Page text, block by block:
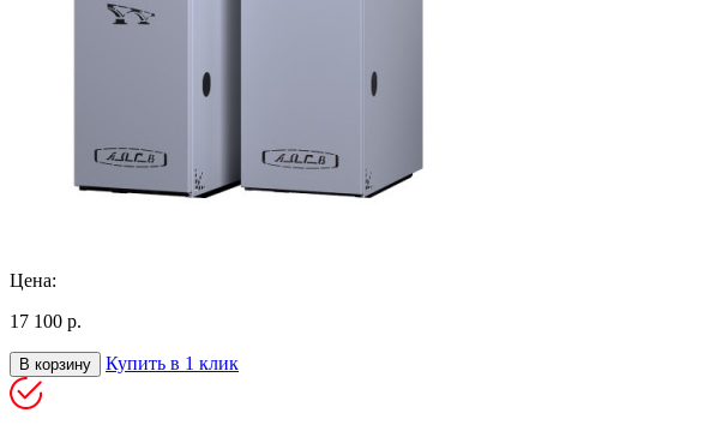
Цена:
17 100 р.
В корзину Купить в 1 клик